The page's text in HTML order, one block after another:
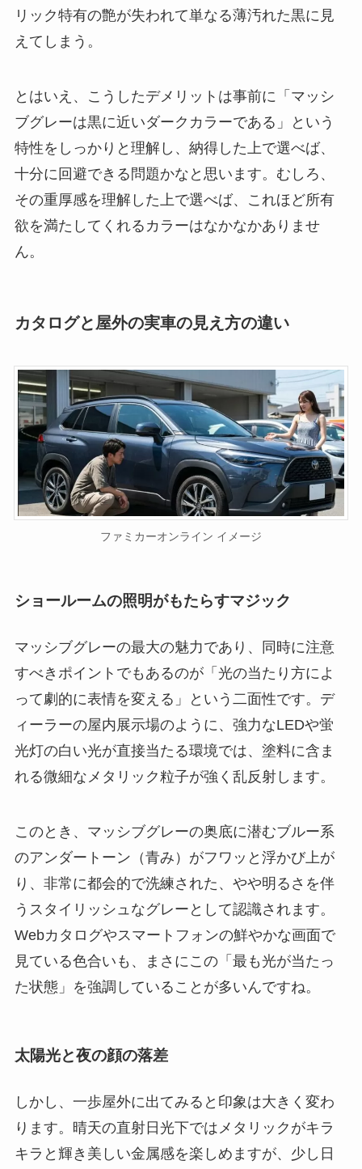
リック特有の艶が失われて単なる薄汚れた黒に見
えてしまう。
とはいえ、こうしたデメリットは事前に「マッシ
ブグレーは黒に近いダークカラーである」という
特性をしっかりと理解し、納得した上で選べば、
十分に回避できる問題かなと思います。むしろ、
その重厚感を理解した上で選べば、これほど所有
欲を満たしてくれるカラーはなかなかありませ
ん。
カタログと屋外の実車の見え方の違い
ファミカーオンライン イメージ
ショールームの照明がもたらすマジック
マッシブグレーの最大の魅力であり、同時に注意
すべきポイントでもあるのが「光の当たり方によ
って劇的に表情を変える」という二面性です。デ
ィーラーの屋内展示場のように、強力なLEDや蛍
光灯の白い光が直接当たる環境では、塗料に含ま
れる微細なメタリック粒子が強く乱反射します。
このとき、マッシブグレーの奥底に潜むブルー系
のアンダートーン（青み）がフワッと浮かび上が
り、非常に都会的で洗練された、やや明るさを伴
うスタイリッシュなグレーとして認識されます。
Webカタログやスマートフォンの鮮やかな画面で
見ている色合いも、まさにこの「最も光が当たっ
た状態」を強調していることが多いんですね。
太陽光と夜の顔の落差
しかし、一歩屋外に出てみると印象は大きく変わ
ります。晴天の直射日光下ではメタリックがキラ
キラと輝き美しい金属感を楽しめますが、少し日